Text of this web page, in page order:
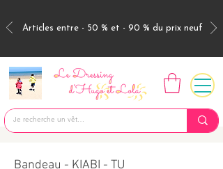
Articles entre - 50 % et - 90 % du prix neuf
Bandeau - KIABI - TU